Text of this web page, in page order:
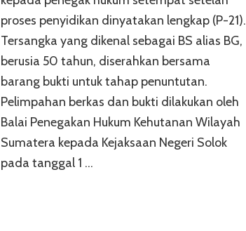
proses penyidikan dinyatakan lengkap (P-21).
Tersangka yang dikenal sebagai BS alias BG,
berusia 50 tahun, diserahkan bersama
barang bukti untuk tahap penuntutan.
Pelimpahan berkas dan bukti dilakukan oleh
Balai Penegakan Hukum Kehutanan Wilayah
Sumatera kepada Kejaksaan Negeri Solok
pada tanggal 1 …